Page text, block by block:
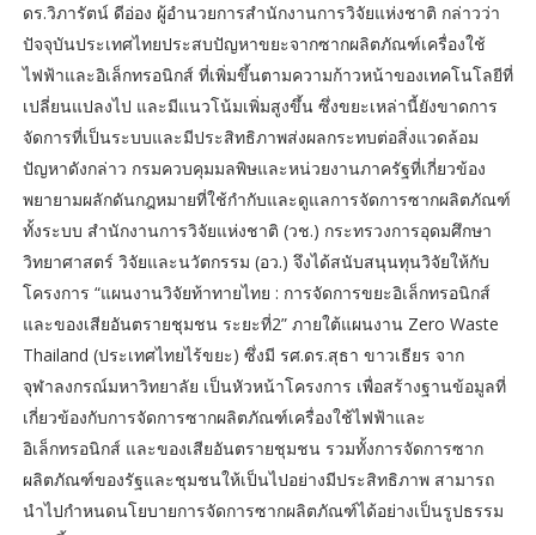
ดร.วิภารัตน์ ดีอ่อง ผู้อำนวยการสำนักงานการวิจัยแห่งชาติ กล่าวว่า
ปัจจุบันประเทศไทยประสบปัญหาขยะจากซากผลิตภัณฑ์เครื่องใช้
ไฟฟ้าและอิเล็กทรอนิกส์ ที่เพิ่มขึ้นตามความก้าวหน้าของเทคโนโลยีที่
เปลี่ยนแปลงไป และมีแนวโน้มเพิ่มสูงขึ้น ซึ่งขยะเหล่านี้ยังขาดการ
จัดการที่เป็นระบบและมีประสิทธิภาพส่งผลกระทบต่อสิ่งแวดล้อม
ปัญหาดังกล่าว กรมควบคุมมลพิษและหน่วยงานภาครัฐที่เกี่ยวข้อง
พยายามผลักดันกฎหมายที่ใช้กำกับและดูแลการจัดการซากผลิตภัณฑ์
ทั้งระบบ สำนักงานการวิจัยแห่งชาติ (วช.) กระทรวงการอุดมศึกษา
วิทยาศาสตร์ วิจัยและนวัตกรรม (อว.) จึงได้สนับสนุนทุนวิจัยให้กับ
โครงการ “แผนงานวิจัยท้าทายไทย : การจัดการขยะอิเล็กทรอนิกส์
และของเสียอันตรายชุมชน ระยะที่2” ภายใต้แผนงาน Zero Waste
Thailand (ประเทศไทยไร้ขยะ) ซึ่งมี รศ.ดร.สุธา ขาวเธียร จาก
จุฬาลงกรณ์มหาวิทยาลัย เป็นหัวหน้าโครงการ เพื่อสร้างฐานข้อมูลที่
เกี่ยวข้องกับการจัดการซากผลิตภัณฑ์เครื่องใช้ไฟฟ้าและ
อิเล็กทรอนิกส์ และของเสียอันตรายชุมชน รวมทั้งการจัดการซาก
ผลิตภัณฑ์ของรัฐและชุมชนให้เป็นไปอย่างมีประสิทธิภาพ สามารถ
นำไปกำหนดนโยบายการจัดการซากผลิตภัณฑ์ได้อย่างเป็นรูปธรรม